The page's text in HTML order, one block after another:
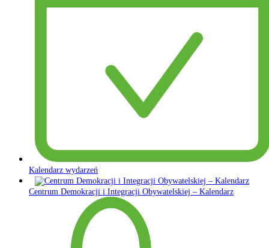
Kalendarz wydarzeń
Centrum Demokracji i Integracji Obywatelskiej – Kalendarz